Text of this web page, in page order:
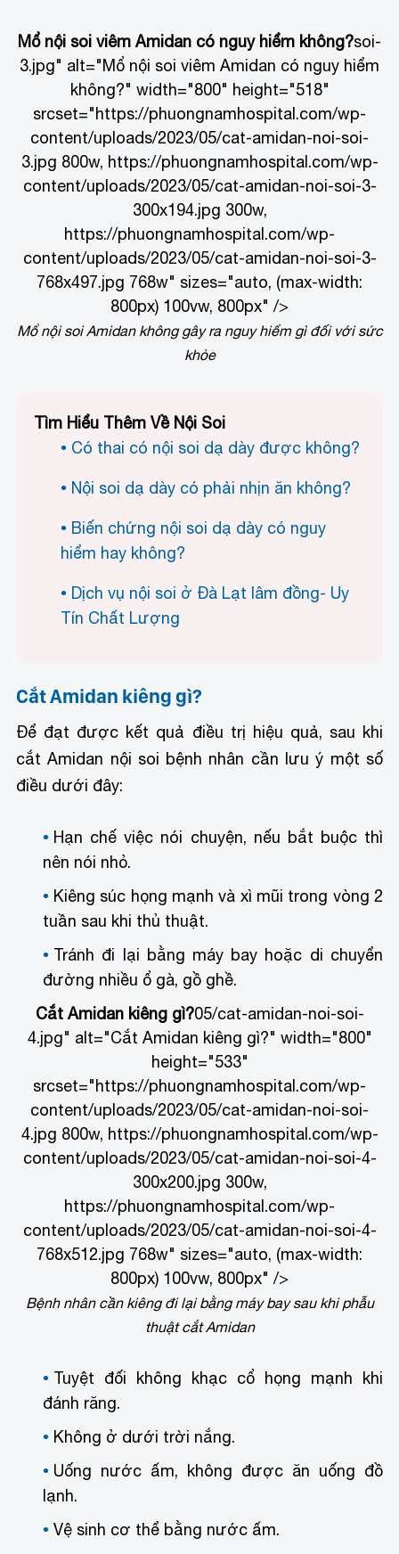
Mổ nội soi viêm Amidan có nguy hiểm không?soi-
3.jpg" alt="Mổ nội soi viêm Amidan có nguy hiểm
không?" width="800" height="518"
srcset="https://phuongnamhospital.com/wp-
content/uploads/2023/05/cat-amidan-noi-soi-
3.jpg 800w, https://phuongnamhospital.com/wp-
content/uploads/2023/05/cat-amidan-noi-soi-3-
300x194.jpg 300w,
https://phuongnamhospital.com/wp-
content/uploads/2023/05/cat-amidan-noi-soi-3-
768x497.jpg 768w" sizes="auto, (max-width:
800px) 100vw, 800px" />
Mổ nội soi Amidan không gây ra nguy hiểm gì đối với sức
khỏe
Tìm Hiểu Thêm Về Nội Soi
Có thai có nội soi dạ dày được không?
Nội soi dạ dày có phải nhịn ăn không?
Biến chứng nội soi dạ dày có nguy
hiểm hay không?
Dịch vụ nội soi ở Đà Lạt lâm đồng- Uy
Tín Chất Lượng
Cắt Amidan kiêng gì?
Để đạt được kết quả điều trị hiệu quả, sau khi
cắt Amidan nội soi bệnh nhân cần lưu ý một số
điều dưới đây:
Hạn chế việc nói chuyện, nếu bắt buộc thì
nên nói nhỏ.
Kiêng súc họng mạnh và xì mũi trong vòng 2
tuần sau khi thủ thuật.
Tránh đi lại bằng máy bay hoặc di chuyển
đường nhiều ổ gà, gồ ghề.
Cắt Amidan kiêng gì?05/cat-amidan-noi-soi-
4.jpg" alt="Cắt Amidan kiêng gì?" width="800"
height="533"
srcset="https://phuongnamhospital.com/wp-
content/uploads/2023/05/cat-amidan-noi-soi-
4.jpg 800w, https://phuongnamhospital.com/wp-
content/uploads/2023/05/cat-amidan-noi-soi-4-
300x200.jpg 300w,
https://phuongnamhospital.com/wp-
content/uploads/2023/05/cat-amidan-noi-soi-4-
768x512.jpg 768w" sizes="auto, (max-width:
800px) 100vw, 800px" />
Bệnh nhân cần kiêng đi lại bằng máy bay sau khi phẫu
thuật cắt Amidan
Tuyệt đối không khạc cổ họng mạnh khi
đánh răng.
Không ở dưới trời nắng.
Uống nước ấm, không được ăn uống đồ
lạnh.
Vệ sinh cơ thể bằng nước ấm.